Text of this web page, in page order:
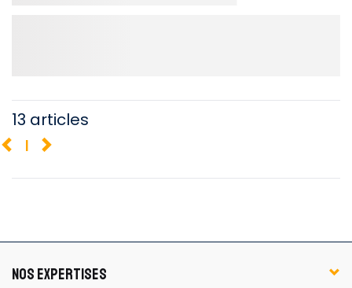
13 articles
1
NOS EXPERTISES